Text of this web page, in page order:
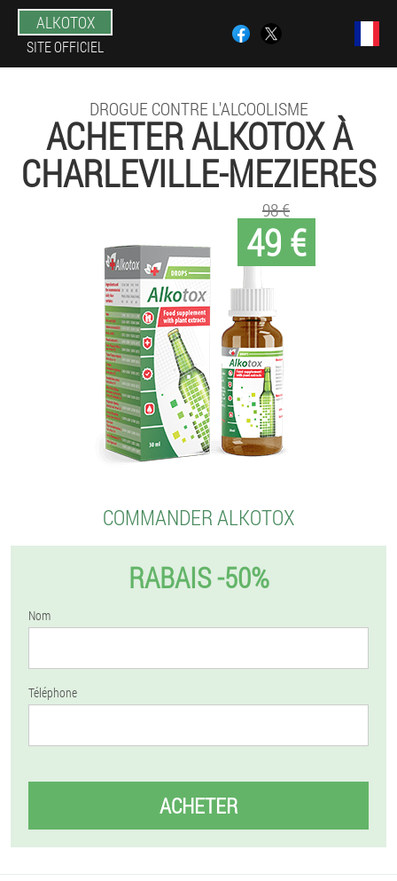
ALKOTOX
SITE OFFICIEL
DROGUE CONTRE L'ALCOOLISME
ACHETER ALKOTOX À
CHARLEVILLE-MEZIERES
49 €
98 €
COMMANDER ALKOTOX
RABAIS -50%
Nom
Téléphone
ACHETER